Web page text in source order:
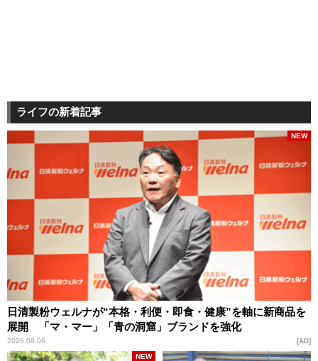
ライフの新着記事
日清製粉ウェルナが“本格・利便・即食・健康”を軸に新商品を
展開 「マ・マー」「青の洞窟」ブランドを強化
2026.08.06
NEW
AD
NEW